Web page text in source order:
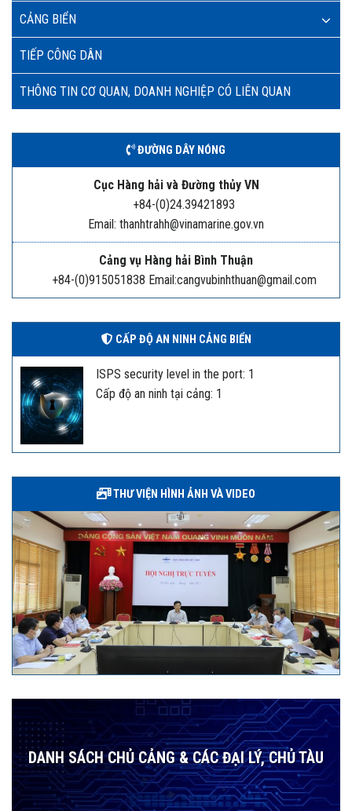
CẢNG BIỂN
TIẾP CÔNG DÂN
THÔNG TIN CƠ QUAN, DOANH NGHIỆP CÓ LIÊN QUAN
ĐƯỜNG DÂY NÓNG
Cục Hàng hải và Đường thủy VN
+84-(0)24.39421893
Email: thanhtrahh@vinamarine.gov.vn
Cảng vụ Hàng hải Bình Thuận
+84-(0)915051838 Email:cangvubinhthuan@gmail.com
CẤP ĐỘ AN NINH CẢNG BIỂN
ISPS security level in the port: 1
Cấp độ an ninh tại cảng: 1
THƯ VIỆN HÌNH ẢNH VÀ VIDEO
DANH SÁCH CHỦ CẢNG & CÁC ĐẠI LÝ, CHỦ TÀU